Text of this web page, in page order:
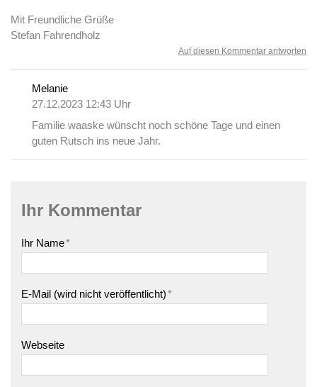
Mit Freundliche Grüße
Stefan Fahrendholz
Auf diesen Kommentar antworten
Melanie
27.12.2023 12:43 Uhr
Familie waaske wünscht noch schöne Tage und einen
guten Rutsch ins neue Jahr.
Ihr Kommentar
Ihr Name*
E-Mail (wird nicht veröffentlicht)*
Webseite